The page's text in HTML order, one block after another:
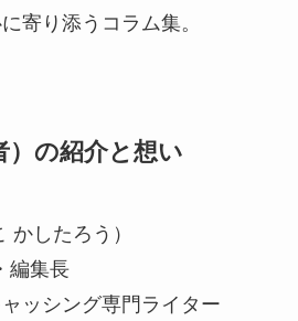
寄り添うコラム集。
）の紹介と想い
かしたろう）
編集長
ッシング専門ライター